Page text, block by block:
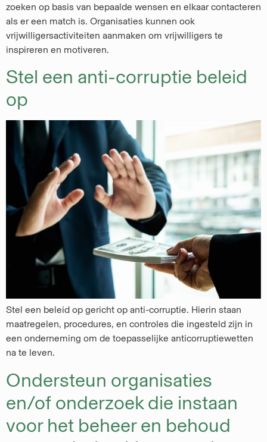
zoeken op basis van bepaalde wensen en elkaar contacteren
als er een match is. Organisaties kunnen ook
vrijwilligersactiviteiten aanmaken om vrijwilligers te
inspireren en motiveren.
Stel een anti-corruptie beleid
op
Stel een beleid op gericht op anti-corruptie. Hierin staan
maatregelen, procedures, en controles die ingesteld zijn in
een onderneming om de toepasselijke anticorruptiewetten
na te leven.
Ondersteun organisaties
en/of onderzoek die instaan
voor het beheer en behoud